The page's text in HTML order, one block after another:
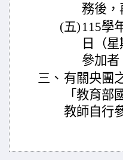
務後，
(五) 115學
日（
參加者
三、 有關央團
「教育
教師自行